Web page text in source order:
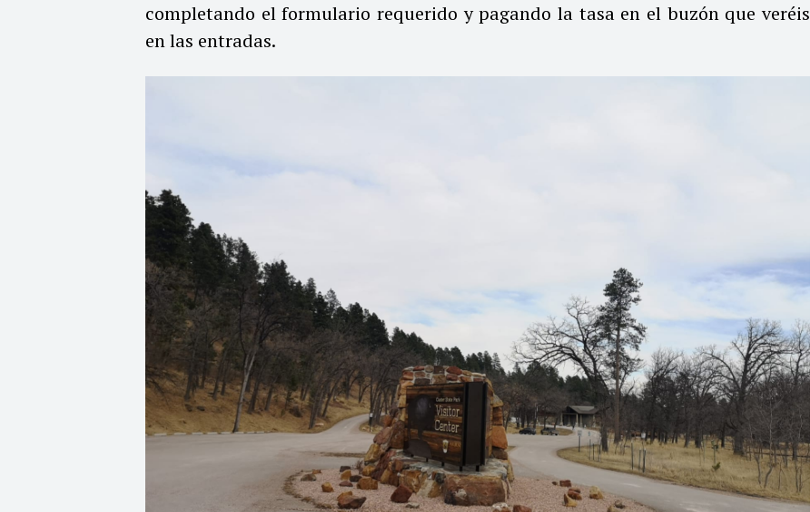
completando el formulario requerido y pagando la tasa en el buzón que veréis
en las entradas.